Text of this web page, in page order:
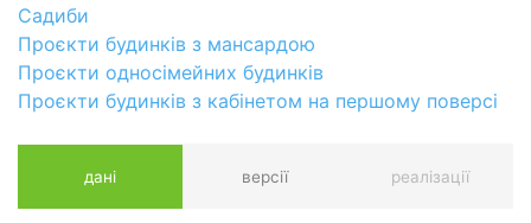
Садиби
Проєкти будинків з мансардою
Проєкти односімейних будинків
Проєкти будинків з кабінетом на першому поверсі
дані версії реалізації